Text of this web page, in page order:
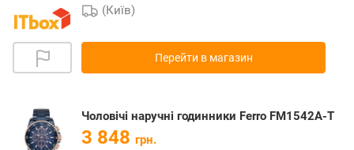
(Київ)
Перейти в магазин
Чоловічі наручні годинники Ferro FM1542A-T
3 848 грн.